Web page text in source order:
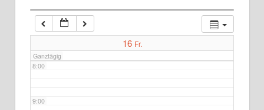
16 Fr.
Ganztägig
7:00
8:00
9:00